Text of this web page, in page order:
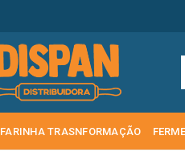
FARINHA TRASNFORMAÇÃO